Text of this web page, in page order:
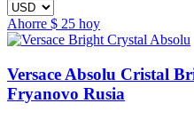
Ahorre $ 25 hoy
Versace Absolu Cristal
Fryanovo Rusia